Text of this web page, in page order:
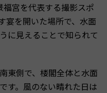
宮を代表する撮影スポ
宴を開いた場所で、水面
に見えることで知られて
東側で、楼閣全体と水面
す。風のない晴れた日は